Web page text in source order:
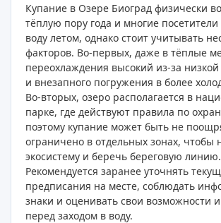
Купание в Озере Биоград физически
тёплую пору года и многие посетители
воду летом, однако стоит учитывать
факторов. Во-первых, даже в тёплые
переохлаждения высокий из‑за
и внезапного погружения в более
Во‑вторых, озеро располагается в
парке, где действуют правила по
поэтому купание может быть не
ограничено в отдельных зонах, чтобы
экосистему и беречь береговую линию.
Рекомендуется заранее уточнять
предписания на месте, соблюдать
знаки и оценивать свои возможности
перед заходом в воду.